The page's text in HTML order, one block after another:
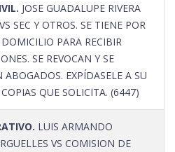
JOSE GUADALUPE RIVERA
SEC Y OTROS. SE TIENE POR
PARA RECIBIR
SE REVOCAN Y SE
EXPÍDASELE A SU
QUE SOLICITA. (6447)
LUIS ARMANDO
VS COMISION DE